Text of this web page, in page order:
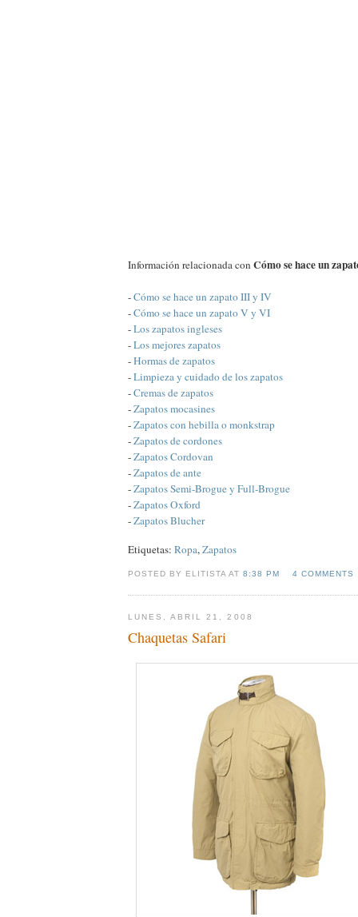
Información relacionada con Cómo se hace un
-Cómo se hace un zapato III y IV
-Cómo se hace un zapato V y VI
-Los zapatos ingleses
-Los mejores zapatos
-Hormas de zapatos
-Limpieza y cuidado de los zapatos
-Cremas de zapatos
-Zapatos mocasines
-Zapatos con hebilla o monkstrap
-Zapatos de cordones
-Zapatos Cordovan
-Zapatos de ante
-Zapatos Semi-Brogue y Full-Brogue
-Zapatos Oxford
-Zapatos Blucher
Etiquetas: Ropa,Zapatos
POSTED BY ELITISTA AT8:38 PM 4 COMMENTS
LUNES, ABRIL 21, 2008
Chaquetas Safari